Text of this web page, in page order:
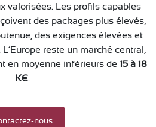
valorisées. Les profils capables
des packages plus élevés,
des exigences élevées et
reste un marché central,
en moyenne inférieurs de 15 à 18
K€.
nous